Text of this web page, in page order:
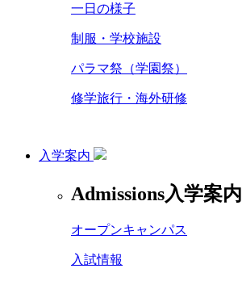
一日の様子
制服・学校施設
パラマ祭（学園祭）
修学旅行・海外研修
入学案内
Admissions入学案内
オープンキャンパス
入試情報